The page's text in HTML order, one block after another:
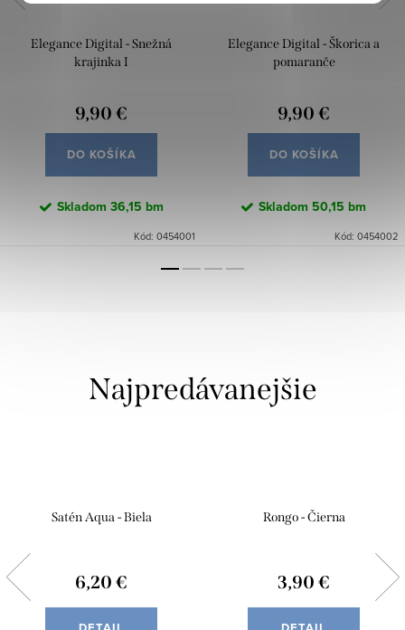
Elegance Digital - Snežná
krajinka I
9,90 €
DO KOŠÍKA
Skladom 36,15 bm
Kód: 0454001
Elegance Digital - Škorica a
pomaranče
9,90 €
DO KOŠÍKA
Skladom 50,15 bm
Kód: 0454002
Najpredávanejšie
Satén Aqua - Biela
6,20 €
Rongo - Čierna
3,90 €